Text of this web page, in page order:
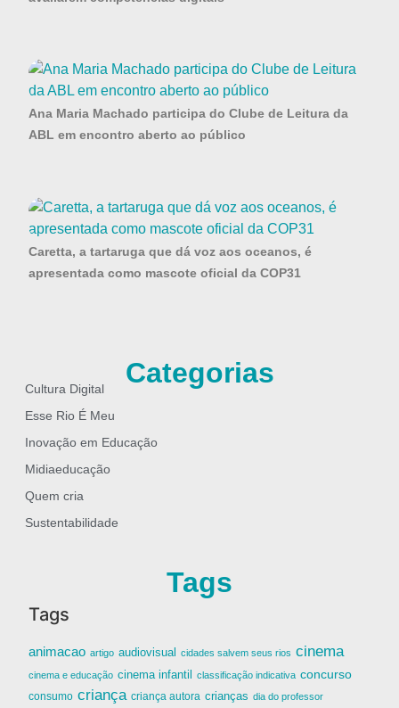
Ana Maria Machado participa do Clube de Leitura da
ABL em encontro aberto ao público
Caretta, a tartaruga que dá voz aos oceanos, é
apresentada como mascote oficial da COP31
Categorias
Cultura Digital
Esse Rio É Meu
Inovação em Educação
Midiaeducação
Quem cria
Sustentabilidade
Tags
Tags
animacao artigo audiovisual cidades salvem seus rios cinema
cinema e educação cinema infantil classificação indicativa concurso
consumo criança criança autora crianças dia do professor